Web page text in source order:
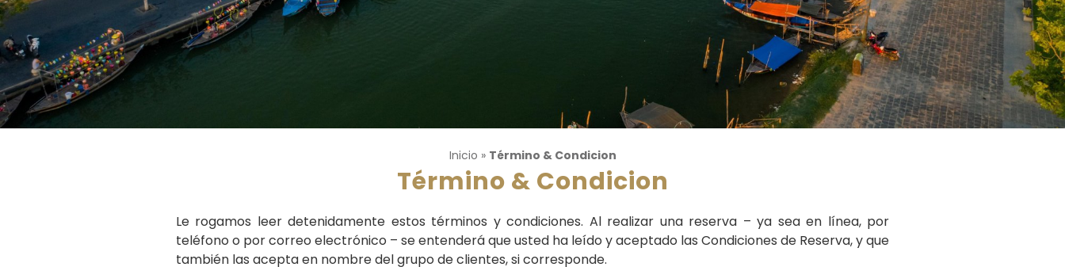
Inicio » Término & Condicion
Término & Condicion
Le rogamos leer detenidamente estos términos y condiciones. Al realizar una reserva – ya sea en línea, por
teléfono o por correo electrónico – se entenderá que usted ha leído y aceptado las Condiciones de Reserva, y que
también las acepta en nombre del grupo de clientes, si corresponde.